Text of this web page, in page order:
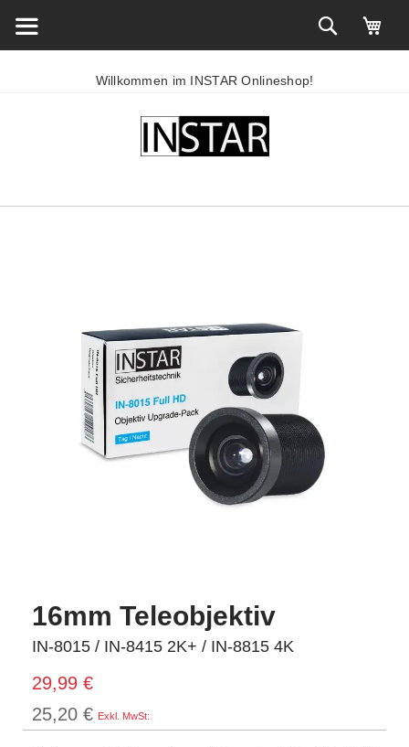
Willkommen im INSTAR Onlineshop!
16mm Teleobjektiv
IN-8015 / IN-8415 2K+ / IN-8815 4K
29,99 €
25,20 €